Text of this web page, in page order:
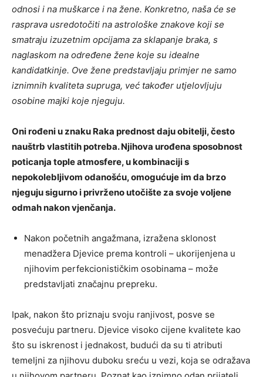
odnosi i na muškarce i na žene. Konkretno, naša će se
rasprava usredotočiti na astrološke znakove koji se
smatraju izuzetnim opcijama za sklapanje braka, s
naglaskom na određene žene koje su idealne
kandidatkinje. Ove žene predstavljaju primjer ne samo
iznimnih kvaliteta supruga, već također utjelovljuju
osobine majki koje njeguju.
Oni rođeni u znaku Raka prednost daju obitelji, često
nauštrb vlastitih potreba. Njihova urođena sposobnost
poticanja tople atmosfere, u kombinaciji s
nepokolebljivom odanošću, omogućuje im da brzo
njeguju sigurno i privrženo utočište za svoje voljene
odmah nakon vjenčanja.
Nakon početnih angažmana, izražena sklonost
menadžera Djevice prema kontroli – ukorijenjena u
njihovim perfekcionističkim osobinama – može
predstavljati značajnu prepreku.
Ipak, nakon što priznaju svoju ranjivost, posve se
posvećuju partneru. Djevice visoko cijene kvalitete kao
što su iskrenost i jednakost, budući da su ti atributi
temeljni za njihovu duboku sreću u vezi, koja se odražava